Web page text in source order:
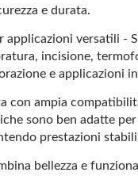
e durata.
applicazioni versatili -
incisione,
e applicazioni
con ampia
sono ben adatte
prestazioni
bellezza e